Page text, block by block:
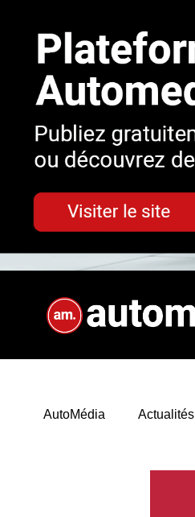
AutoMédia Actualités